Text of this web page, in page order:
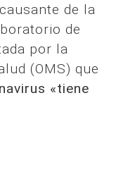
de la
de
por la
(OMS) que
«tiene